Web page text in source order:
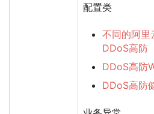
配置类
不同的阿里
DDoS高防
DDoS高防
DDoS高防